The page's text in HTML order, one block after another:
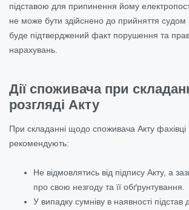
підставою для припинення йому
не може бути здійснено до прийняття
буде підтверджений факт порушення та
нарахувань.
Дії споживача при
розгляді Акту
При складанні щодо споживача Акту фахівці
рекомендують:
Не відмовлятись від підпису Акту, а
про свою незгоду та її обґрунтування.
У випадку сумніву в наявності підстав